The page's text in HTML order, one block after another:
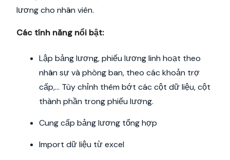
lương cho nhân viên.
Các tính năng nổi bật:
Lập bảng lương, phiếu lương linh hoạt theo
nhân sự và phòng ban, theo các khoản trợ
cấp,… Tùy chỉnh thêm bớt các cột dữ liệu, cột
thành phần trong phiếu lương.
Cung cấp bảng lương tổng hợp
Import dữ liệu từ excel